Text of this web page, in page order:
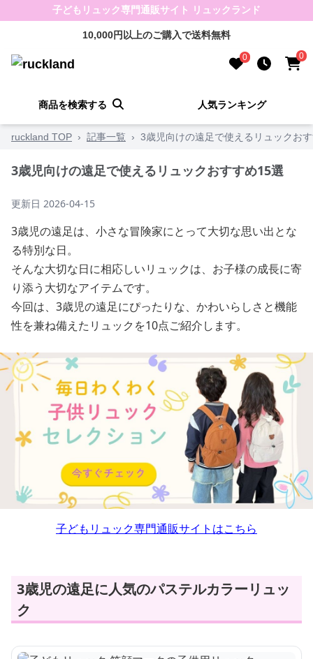
子どもリュック専門通販サイト リュックランド
10,000円以上のご購入で送料無料
0 0
商品を検索する 人気ランキング
ruckland TOP › 記事一覧 › 3歳児向けの遠足で使えるリュックお
3歳児向けの遠足で使えるリュックおすすめ15選
更新日 2026-04-15
3歳児の遠足は、小さな冒険家にとって大切な思い出とな
る特別な日。
そんな大切な日に相応しいリュックは、お子様の成長に寄
り添う大切なアイテムです。
今回は、3歳児の遠足にぴったりな、かわいらしさと機能
性を兼ね備えたリュックを10点ご紹介します。
子どもリュック専門通販サイトはこちら
3歳児の遠足に人気のパステルカラーリュッ
ク